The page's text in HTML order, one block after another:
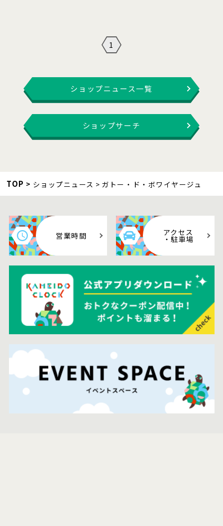
1
ショップニュース一覧
ショップサーチ
TOP ショップニュース ガトー・ド・ボワイヤージュ
営業時間 アクセス
・駐車場